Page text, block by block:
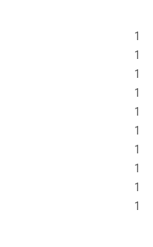
1
1
1
1
1
1
1
1
1
1